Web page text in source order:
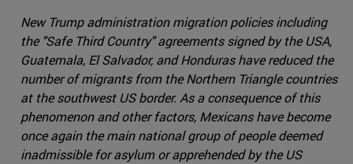
New Trump administration migration policies including
the "Safe Third Country" agreements signed by the USA,
Guatemala, El Salvador, and Honduras have reduced the
number of migrants from the Northern Triangle countries
at the southwest US border. As a consequence of this
phenomenon and other factors, Mexicans have become
once again the main national group of people deemed
inadmissible for asylum or apprehended by the US